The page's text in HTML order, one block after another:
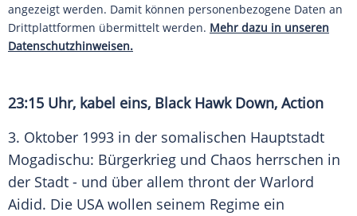
angezeigt werden. Damit können personenbezogene Daten an
Drittplattformen übermittelt werden. Mehr dazu in unseren
Datenschutzhinweisen.
23:15 Uhr, kabel eins, Black Hawk Down, Action
3. Oktober 1993 in der somalischen Hauptstadt
Mogadischu: Bürgerkrieg und Chaos herrschen in
der Stadt - und über allem thront der Warlord
Aidid. Die USA wollen seinem Regime ein